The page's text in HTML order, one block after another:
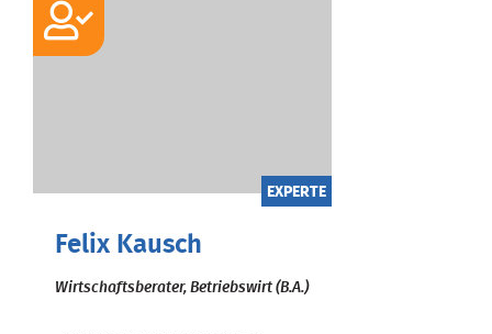
EXPERTE
Felix Kausch
Wirtschaftsberater, Betriebswirt (B.A.)